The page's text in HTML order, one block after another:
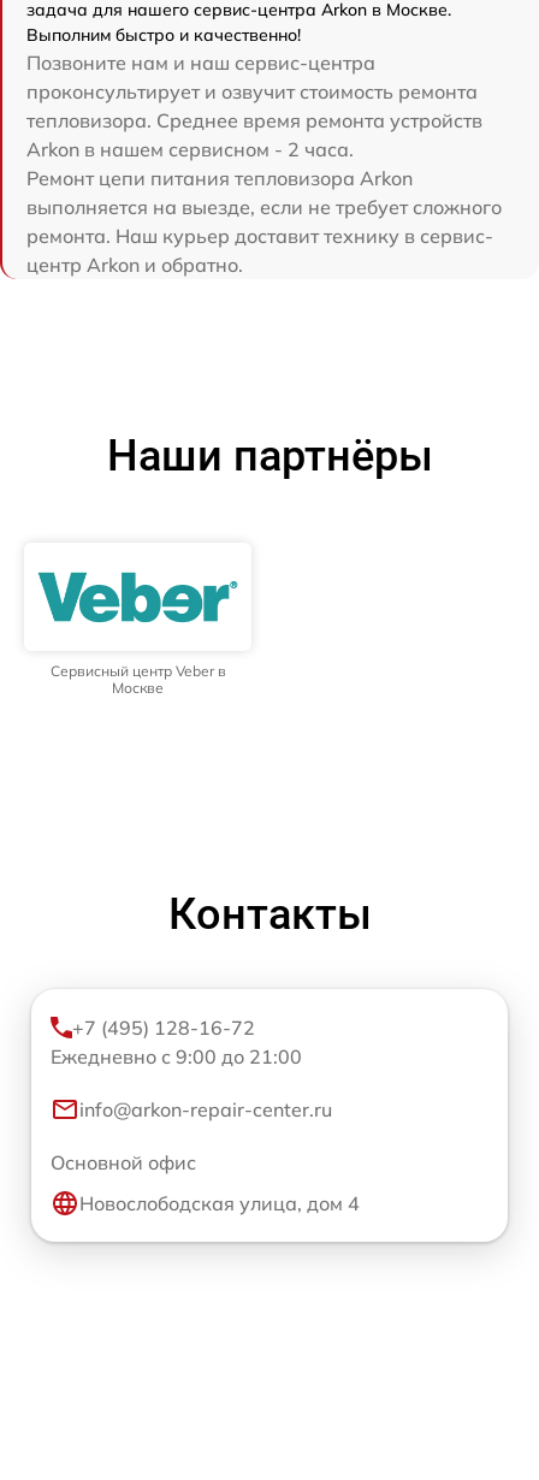
задача для нашего сервис-центра Arkon в Москве.
Выполним быстро и качественно!
Позвоните нам и наш сервис-центра
проконсультирует и озвучит стоимость ремонта
тепловизора. Среднее время ремонта устройств
Arkon в нашем сервисном - 2 часа.
Ремонт цепи питания тепловизора Arkon
выполняется на выезде, если не требует сложного
ремонта. Наш курьер доставит технику в сервис-
центр Arkon и обратно.
Наши партнёры
Сервисный центр Veber в
Москве
Контакты
+7 (495) 128-16-72
Ежедневно с 9:00 до 21:00
info@arkon-repair-center.ru
Основной офис
Новослободская улица, дом 4